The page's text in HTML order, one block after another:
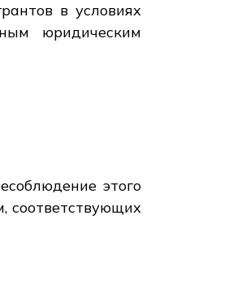
в условиях
юридическим
этого
соответствующих